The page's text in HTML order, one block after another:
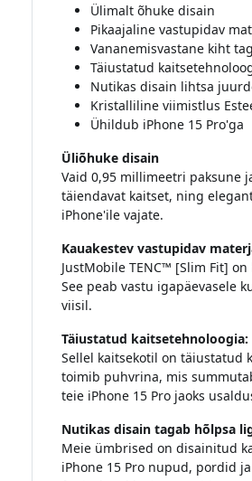
Ülimalt õhuke disain
Pikaajaline vastupidav
Vananemisvastane kiht
Täiustatud
Nutikas disain lihtsa
Kristalliline viimistlus
Ühildub iPhone 15 Pro'ga
Üliõhuke disain
Vaid 0,95 millimeetri paksune
täiendavat kaitset, ning
iPhone'ile vajate.
Kauakestev vastupidav
JustMobile TENC™ [Slim Fit]
See peab vastu igapäevasele
viisil.
Täiustatud kaitsetehnoloogia:
Sellel kaitsekotil on täiustatud
toimib puhvrina, mis
teie iPhone 15 Pro jaoks
Nutikas disain tagab hõlpsa
Meie ümbrised on disainitud
iPhone 15 Pro nupud, pordid